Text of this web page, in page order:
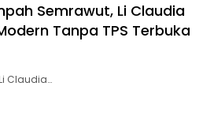
Semrawut, Li Claudia
Tanpa TPS Terbuka
Claudia…